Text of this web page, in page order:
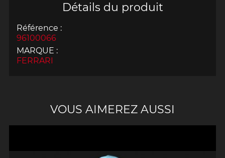
VOUS AIMEREZ AUSSI
Détails du produit
Référence :
96100066
MARQUE :
FERRARI